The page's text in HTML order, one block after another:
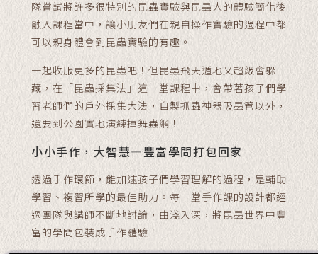
隊嘗試將許多很特別的昆蟲實驗與昆蟲人的體驗簡化後
融入課程當中，讓小朋友們在親自操作實驗的過程中都
可以親身體會到昆蟲實驗的有趣。
一起收服更多的昆蟲吧！但昆蟲飛天遁地又超級會躲
藏，在「昆蟲採集法」這一堂課程中，會帶著孩子們學
習老師們的戶外採集大法，自製抓蟲神器吸蟲管以外，
還要到公園實地演練揮舞蟲網！
小小手作，大智慧—豐富學問打包回家
透過手作環節，能加速孩子們學習理解的過程，是輔助
學習、複習所學的最佳助力。每一堂手作課的設計都經
過團隊與講師不斷地討論，由淺入深，將昆蟲世界中豐
富的學問包裝成手作體驗！